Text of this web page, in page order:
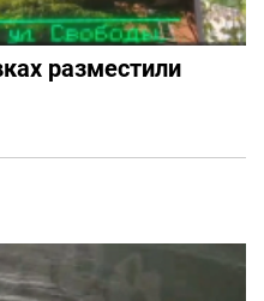
разместили